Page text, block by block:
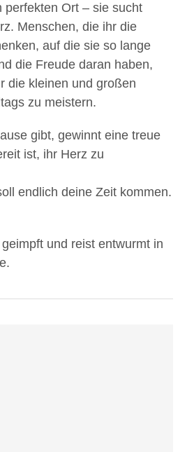
perfekten Ort – sie sucht
Menschen, die ihr die
auf die sie so lange
die Freude daran haben,
die kleinen und großen
zu meistern.
gibt, gewinnt eine treue
ist, ihr Herz zu
endlich deine Zeit kommen.
und reist entwurmt in